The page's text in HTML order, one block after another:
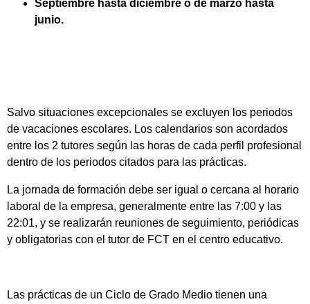
Septiembre hasta diciembre o de marzo hasta
junio.
Salvo situaciones excepcionales se excluyen los periodos
de vacaciones escolares. Los calendarios son acordados
entre los 2 tutores según las horas de cada perfil profesional
dentro de los periodos citados para las prácticas.
La jornada de formación debe ser igual o cercana al horario
laboral de la empresa, generalmente entre las 7:00 y las
22:01, y se realizarán reuniones de seguimiento, periódicas
y obligatorias con el tutor de FCT en el centro educativo.
Las prácticas de un Ciclo de Grado Medio tienen una